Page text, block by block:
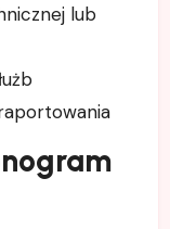
lub